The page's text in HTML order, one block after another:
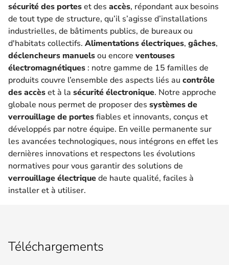
sécurité des porteset des accès, répondant aux besoins
de tout type de structure, qu’il s’agisse d’installations
industrielles, de bâtiments publics, de bureaux ou
d'habitats collectifs. Alimentations électriques, gâches,
déclencheurs manuelsou encore ventouses
électromagnétiques : notre gamme de 15 familles de
produits couvre l’ensemble des aspects liés au contrôle
des accèset à la sécurité électronique. Notre approche
globale nous permet de proposer des systèmes de
verrouillage de portesfiables et innovants, conçus et
développés par notre équipe. En veille permanente sur
les avancées technologiques, nous intégrons en effet les
dernières innovations et respectons les évolutions
normatives pour vous garantir des solutions de
verrouillage électriquede haute qualité, faciles à
installer et à utiliser.
Téléchargements